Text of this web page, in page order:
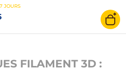
7 JOURS
FILAMENT 3D :